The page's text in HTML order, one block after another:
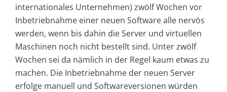
internationales Unternehmen) zwölf Wochen vor
Inbetriebnahme einer neuen Software alle nervös
werden, wenn bis dahin die Server und virtuellen
Maschinen noch nicht bestellt sind. Unter zwölf
Wochen sei da nämlich in der Regel kaum etwas zu
machen. Die Inbetriebnahme der neuen Server
erfolge manuell und Softwareversionen würden